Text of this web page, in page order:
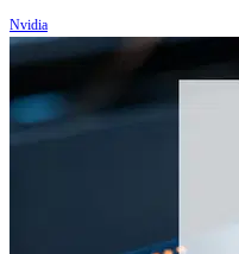
Nvidia